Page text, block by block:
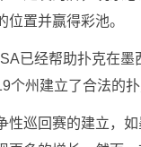
位置并赢得彩池。
已经帮助扑克在墨
个州建立了合法的扑
性巡回赛的建立，